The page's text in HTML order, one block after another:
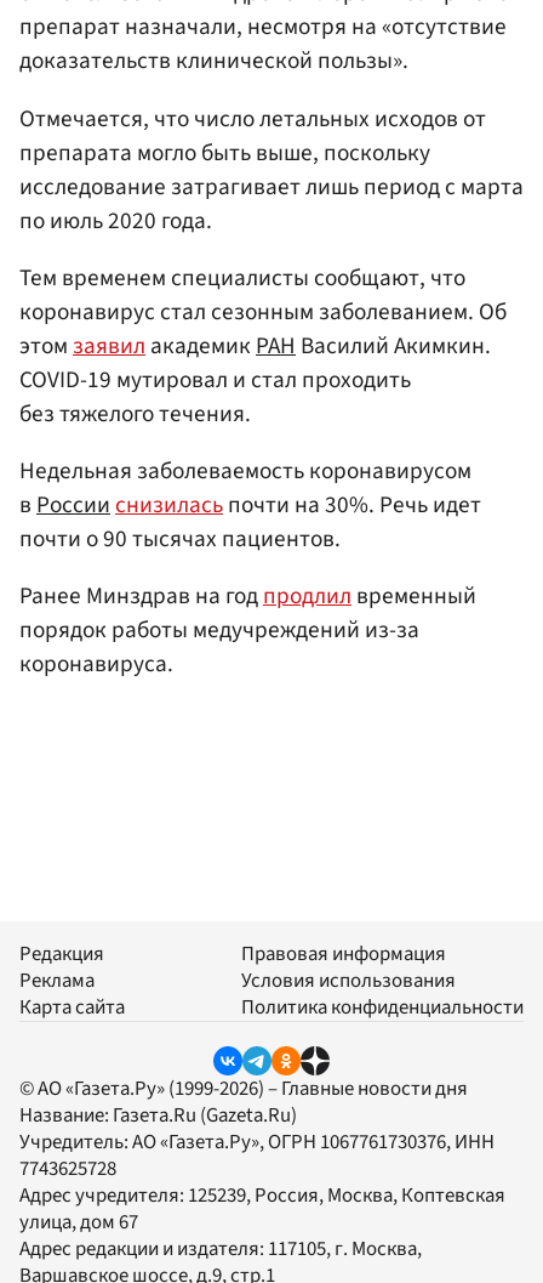
препарат назначали, несмотря на «отсутствие
доказательств клинической пользы».
Отмечается, что число летальных исходов от
препарата могло быть выше, поскольку
исследование затрагивает лишь период с марта
по июль 2020 года.
Тем временем специалисты сообщают, что
коронавирус стал сезонным заболеванием. Об
этомзаявилакадемикРАНВасилий Акимкин.
COVID-19 мутировал и стал проходить
без тяжелого течения.
Недельная заболеваемость коронавирусом
вРоссииснизиласьпочти на 30%. Речь идет
почти о 90 тысячах пациентов.
Ранее Минздрав на годпродлилвременный
порядок работы медучреждений из-за
коронавируса.
Редакция
Реклама
Карта сайта
Правовая информация
Условия использования
Политика конфиденциальности
© АО «Газета.Ру» (1999-2026) – Главные новости дня
Название: Газета.Ru (Gazeta.Ru)
Учредитель:АО «Газета.Ру», ОГРН 1067761730376, ИНН
7743625728
Адрес учредителя: 125239, Россия, Москва, Коптевская
улица, дом 67
Адрес редакции и издателя: 117105, г. Москва,
Варшавское шоссе, д.9, стр.1